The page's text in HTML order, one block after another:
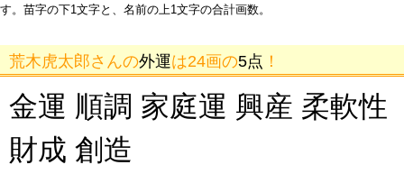
す。苗字の下1文字と、名前の上1文字の合計画数。
荒木虎太郎さんの外運は24画の5点 ！
金運 順調 家庭運 興産 柔軟性
財成 創造